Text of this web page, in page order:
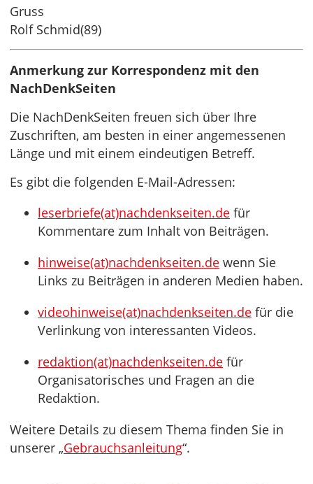
Gruss
Rolf Schmid(89)
Anmerkung zur Korrespondenz mit den
NachDenkSeiten
Die NachDenkSeiten freuen sich über Ihre
Zuschriften, am besten in einer angemessenen
Länge und mit einem eindeutigen Betreff.
Es gibt die folgenden E-Mail-Adressen:
leserbriefe(at)nachdenkseiten.de für
Kommentare zum Inhalt von Beiträgen.
hinweise(at)nachdenkseiten.de wenn Sie
Links zu Beiträgen in anderen Medien haben.
videohinweise(at)nachdenkseiten.de für die
Verlinkung von interessanten Videos.
redaktion(at)nachdenkseiten.de für
Organisatorisches und Fragen an die
Redaktion.
Weitere Details zu diesem Thema finden Sie in
unserer „Gebrauchsanleitung“.